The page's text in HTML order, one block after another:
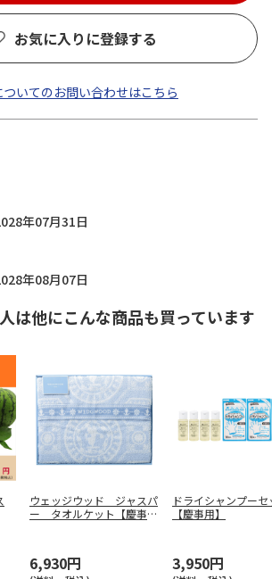
お気に入りに登録する
ついてのお問い合わせはこちら
年07月31日
年08月07日
は他にこんな商品も買っています
ウェッジウッド ジャスパ
ー タオルケット【慶事
6,930円
ドライシャンプーセ
【慶事用】
3,950円